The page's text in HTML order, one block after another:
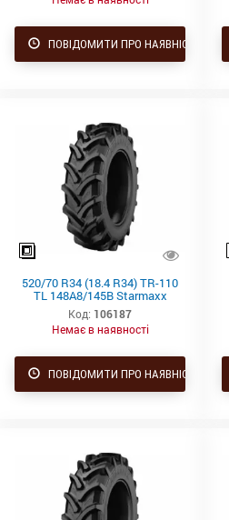
ПОВІДОМИТИ ПРО НАЯВНІСТЬ
520/70 R34 (18.4 R34) TR-110
TL 148A8/145B Starmaxx
Код: 106187
Немає в наявності
ПОВІДОМИТИ ПРО НАЯВНІСТЬ